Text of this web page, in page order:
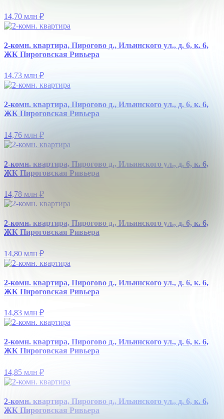
14,70 млн ₽
2-комн. квартира, Пирогово д., Ильинского ул., д. 6, к. 6,
ЖК Пироговская Ривьера
14,73 млн ₽
2-комн. квартира, Пирогово д., Ильинского ул., д. 6, к. 6,
ЖК Пироговская Ривьера
14,76 млн ₽
2-комн. квартира, Пирогово д., Ильинского ул., д. 6, к. 6,
ЖК Пироговская Ривьера
14,78 млн ₽
2-комн. квартира, Пирогово д., Ильинского ул., д. 6, к. 6,
ЖК Пироговская Ривьера
14,80 млн ₽
2-комн. квартира, Пирогово д., Ильинского ул., д. 6, к. 6,
ЖК Пироговская Ривьера
14,83 млн ₽
2-комн. квартира, Пирогово д., Ильинского ул., д. 6, к. 6,
ЖК Пироговская Ривьера
14,85 млн ₽
2-комн. квартира, Пирогово д., Ильинского ул., д. 6, к. 6,
ЖК Пироговская Ривьера